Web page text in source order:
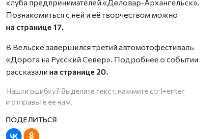
клуба предпринимателей «Деловар-Архангельск».
Познакомиться с ней и её творчеством можно
на странице 17.
В Вельске завершился третий автомотофестиваль
«Дорога на Русский Север». Подробнее о событии
рассказали на странице 20.
Нашли ошибку? Выделите текст, нажмите ctrl+enter
и отправьте ее нам.